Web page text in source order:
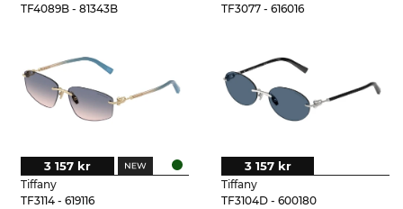
TF4089B - 81343B
TF3077 - 616016
Tiffany
TF3114 - 619116
3 157 kr
Tiffany
TF3104D - 600180
3 157 kr